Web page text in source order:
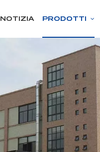
NOTIZIA PRODOTTI